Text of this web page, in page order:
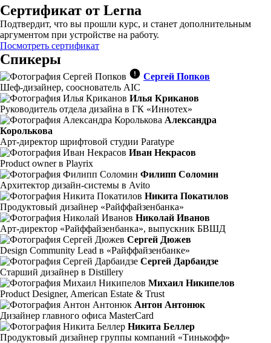
Сертификат от Lerna
Подтвердит, что вы прошли курс, и станет дополнительным
аргументом при устройстве на работу.
Посмотреть сертификат
Спикеры
Сергей Попков
Шеф-дизайнер, сооснователь AIC
Илья Криканов
Руководитель отдела дизайна в ГК «Иннотех»
Александра
Королькова
Арт-директор шрифтовой студии Paratype
Иван Некрасов
Product owner в Playrix
Филипп Соломин
Aрхитектор дизайн-системы в Avito
Никита Покатилов
Продуктовый дизайнер «Райффайзенбанка»
Николай Иванов
Арт-директор «Райффайзенбанка», выпускник БВШД
Сергей Дюжев
Design Community Lead в «Райффайзенбанке»
Сергей Дарбаидзе
Старший дизайнер в Distillery
Михаил Никипелов
Product Designer, American Estate & Trust
Антон Антонюк
Дизайнер главного офиса MasterCard
Никита Беллер
Продуктовый дизайнер группы компаний «Тинькофф»